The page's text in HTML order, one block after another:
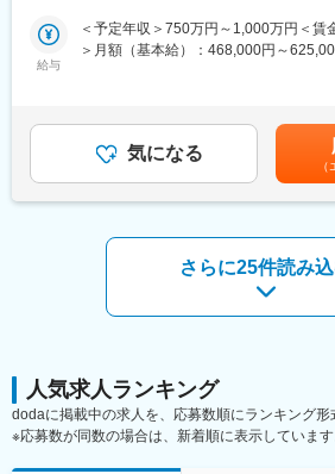
＜充実のフォロー、研修体制＞
手厚いフォロー体制があります。
す。
＜キャリアステップ＞
CRCとして幅広い経験を積むことや、
方もいらっしゃいます。
変更の範囲：会社の定める業務
目指すメンバーとして、日本市場にお
る製品群の Pre-launch sales activities
・大学病院や基幹病院を中心に、頭蓋
ト製品（チタン・吸収性プレート）の
・医師や医局との関係構築、症例に応
・既存顧客対応中心、売上拡大に向け
・手術立ち合い（予定オペ中心、緊急
はほぼ想定なし）
・注文後、ロジスティクスやカスタマ
で調整
■業務の魅力
競合製品との差別化や新製品上市によ
です。
予定オペ中心で働きやすく、専門性を
事業所（リモートワーク含む）
給与
＜予定年収＞750万円～1,000万円＜賃
＞月額（基本給）：468,000円～
ージャーポジションの場合は管理監督
くまでも目安の金額であり、選考を通
ます。月給(月額)は固定手当を含めた表
気になる
さらに25件読み
人気求人ランキング
dodaに掲載中の求人を、応募数順にランキング形
※応募数が同数の場合は、新着順に表示しています